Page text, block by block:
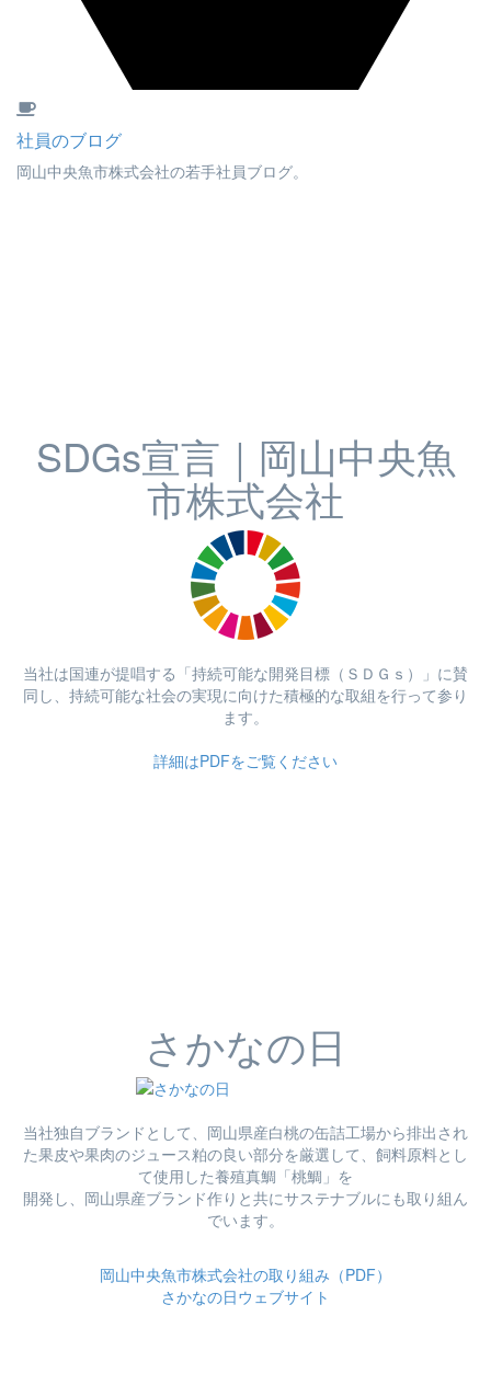
社員のブログ
岡山中央魚市株式会社の若手社員ブログ。
SDGs宣言｜岡山中央魚
市株式会社
当社は国連が提唱する「持続可能な開発目標（ＳＤＧｓ）」に賛
同し、持続可能な社会の実現に向けた積極的な取組を行って参り
ます。
詳細はPDFをご覧ください
さかなの日
当社独自ブランドとして、岡山県産白桃の缶詰工場から排出され
た果皮や果肉のジュース粕の良い部分を厳選して、飼料原料とし
て使用した養殖真鯛「桃鯛」を
開発し、岡山県産ブランド作りと共にサステナブルにも取り組ん
でいます。
岡山中央魚市株式会社の取り組み（PDF）
さかなの日ウェブサイト